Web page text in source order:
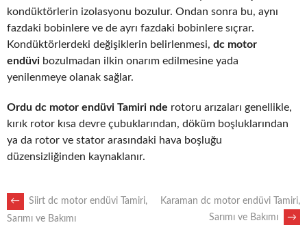
kondüktörlerin izolasyonu bozulur. Ondan sonra bu, aynı
fazdaki bobinlere ve de ayrı fazdaki bobinlere sıçrar.
Kondüktörlerdeki değişiklerin belirlenmesi, dc motor
endüvi bozulmadan ilkin onarım edilmesine yada
yenilenmeye olanak sağlar.
Ordu dc motor endüvi Tamiri nde rotoru arızaları genellikle,
kırık rotor kısa devre çubuklarından, döküm boşluklarından
ya da rotor ve stator arasındaki hava boşluğu
düzensizliğinden kaynaklanır.
POST
←
Siirt dc motor endüvi Tamiri,
Sarımı ve Bakımı
Karaman dc motor endüvi Tamiri,
Sarımı ve Bakımı
→